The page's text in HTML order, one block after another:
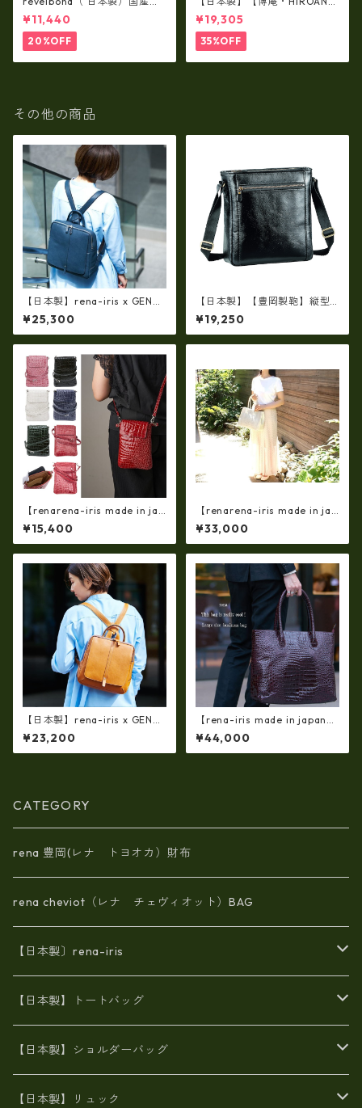
革製・お札入れ ロングウォ
レット rl-001
¥11,440
20%OFF
最高級牛革（ボーテッド）札
入れ・長財布 ha-21535
¥19,305
35%OFF
その他の商品
【日本製】rena-iris x GENO
VA（IMAIBAG）コラボ製品ラ
ンドセルデザイン・シュリン
クヌメ牛革・リュック（A4/si
¥25,300
【日本製】【豊岡製鞄】縦型
ショルダーバッグ メンズ 上質
な牛革を使った大人の本革メ
ンズショルダー bz-16453
¥19,250
【renarena-iris made in jap
an】【日本製】(総革・バージ
ョン）牛革エナメルクロコ・
縦型お財布スマホ 2ＷＡＹポ
¥15,400
【renarena-iris made in jap
an】【日本製】牛革製品・エ
ナメルクロコ型押しレザー・
マザートートバッグ ir-66
¥33,000
【日本製】rena-iris x GENO
VA（IMAIBAG）コラボ製品ラ
ンドセルデザインM・・シュリ
ンクヌメ牛革・リュック ir-2
¥23,200
【rena-iris made in japan】
【日本製】牛革エナメルクロ
コ 軽量ラージサイズ・トート
バッグ ir-669
¥44,000
CATEGORY
rena 豊岡(レナ トヨオカ）財布
rena cheviot（レナ チェヴィオット）BAG
【日本製〕rena-iris
エナメル（パテント）レザー
牛革製品トート・ショルダー
牛革製品リュック
【日本製】トートバッグ
火山灰染めバッグ
8号帆布
ヌメ革バッグ
【日本製】ショルダーバッグ
漂流ロープバッグ
【日本製】リュック